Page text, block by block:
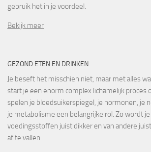
gebruik het in je voordeel.
Bekijk meer
GEZOND ETEN EN DRINKEN
Je beseft het misschien niet, maar met alles
start je een enorm complex lichamelijk proces
spelen je bloedsuikerspiegel, je hormonen, je
je metabolisme een belangrijke rol. Zo wordt je
voedingsstoffen juist dikker en van andere
af te vallen.